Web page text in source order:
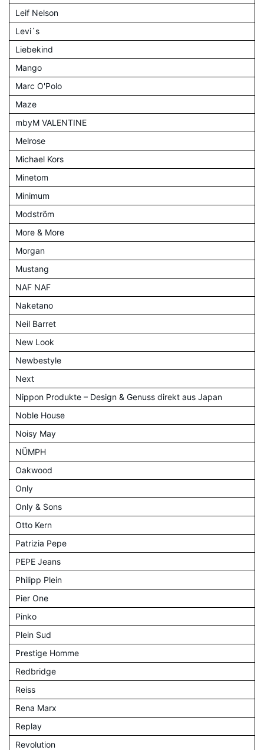
Leif Nelson
Levi´s
Liebekind
Mango
Marc O'Polo
Maze
mbyM VALENTINE
Melrose
Michael Kors
Minetom
Minimum
Modström
More & More
Morgan
Mustang
NAF NAF
Naketano
Neil Barret
New Look
Newbestyle
Next
Nippon Produkte – Design & Genuss direkt aus Japan
Noble House
Noisy May
NÜMPH
Oakwood
Only
Only & Sons
Otto Kern
Patrizia Pepe
PEPE Jeans
Philipp Plein
Pier One
Pinko
Plein Sud
Prestige Homme
Redbridge
Reiss
Rena Marx
Replay
Revolution